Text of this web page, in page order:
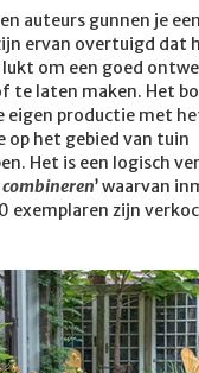
auteurs gunnen je
ervan overtuigd dat
om een goed
te laten maken. Het
eigen productie met
op het gebied van tuin
Het is een logisch
’ waarvan
exemplaren zijn